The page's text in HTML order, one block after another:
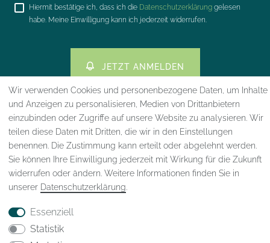
Hiermit bestätige ich, dass ich die Daten­schutz­erklärung gelesen
habe. Meine Einwilligung kann ich jederzeit widerrufen.
JETZT ANMELDEN
Impressum Daten­schutz­erklärung AGB
Wir verwenden Cookies und personenbezogene Daten, um Inhalte
und Anzeigen zu personalisieren, Medien von Drittanbietern
einzubinden oder Zugriffe auf unsere Website zu analysieren. Wir
teilen diese Daten mit Dritten, die wir in den Einstellungen
benennen. Die Zustimmung kann erteilt oder abgelehnt werden.
Sie können Ihre Einwilligung jederzeit mit Wirkung für die Zukunft
widerrufen oder ändern. Weitere Informationen finden Sie in
unserer Daten­schutz­erklärung
Essenziell
Statistik